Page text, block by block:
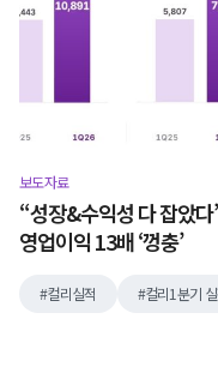
보도자료
“성장&수익성 다 잡았
영업이익 13배 ‘껑충’
컬리실적 컬리1분기